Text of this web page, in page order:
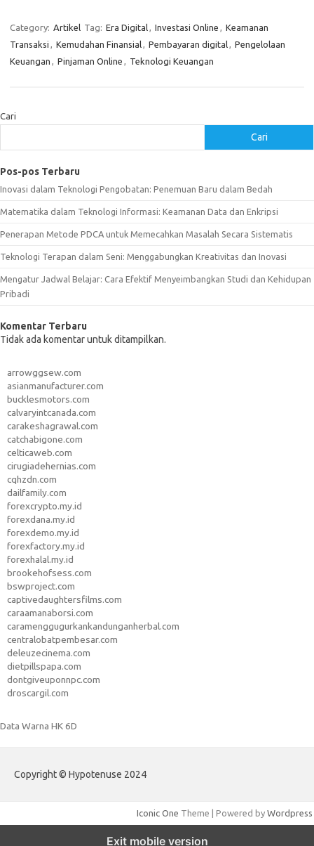
Category: Artikel Tag: Era Digital, Investasi Online , Keamanan
Transaksi , Kemudahan Finansial, Pembayaran digital, Pengelolaan
Keuangan , Pinjaman Online , Teknologi Keuangan
Cari
Cari
Pos-pos Terbaru
Inovasi dalam Teknologi Pengobatan: Penemuan Baru dalam Bedah
Matematika dalam Teknologi Informasi: Keamanan Data dan Enkripsi
Penerapan Metode PDCA untuk Memecahkan Masalah Secara Sistematis
Teknologi Terapan dalam Seni: Menggabungkan Kreativitas dan Inovasi
Mengatur Jadwal Belajar: Cara Efektif Menyeimbangkan Studi dan Kehidupan
Pribadi
Komentar Terbaru
Tidak ada komentar untuk ditampilkan.
arrowggsew.com
asianmanufacturer.com
bucklesmotors.com
calvaryintcanada.com
carakeshagrawal.com
catchabigone.com
celticaweb.com
cirugiadehernias.com
cqhzdn.com
dailfamily.com
forexcrypto.my.id
forexdana.my.id
forexdemo.my.id
forexfactory.my.id
forexhalal.my.id
brookehofsess.com
bswproject.com
captivedaughtersfilms.com
caraamanaborsi.com
caramenggugurkankandunganherbal.com
centralobatpembesar.com
deleuzecinema.com
dietpillspapa.com
dontgiveuponnpc.com
droscargil.com
Data Warna HK 6D
Copyright © Hypotenuse 2024
Iconic One Theme | Powered by Wordpress
Exit mobile version